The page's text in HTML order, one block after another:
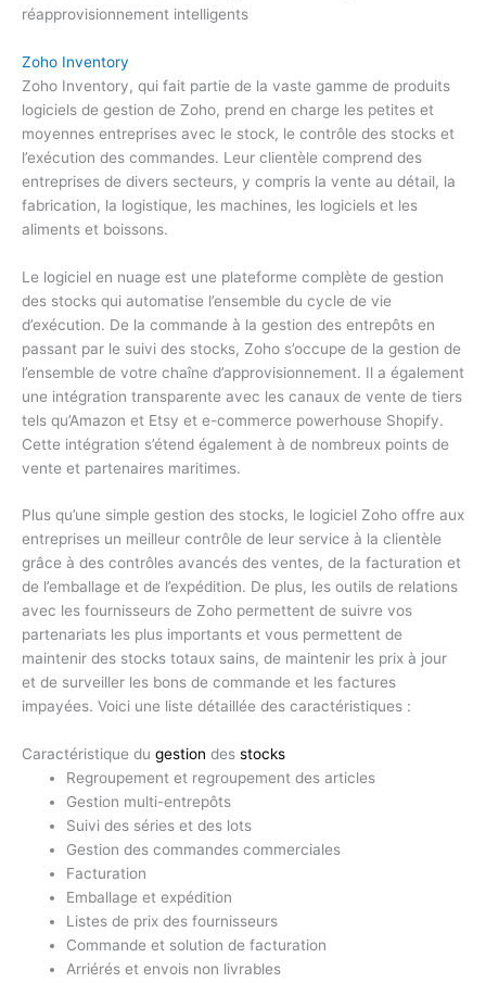
réapprovisionnement intelligents
Zoho Inventory
Zoho Inventory, qui fait partie de la vaste gamme de produits
logiciels de gestion de Zoho, prend en charge les petites et
moyennes entreprises avec le stock, le contrôle des stocks et
l’exécution des commandes. Leur clientèle comprend des
entreprises de divers secteurs, y compris la vente au détail, la
fabrication, la logistique, les machines, les logiciels et les
aliments et boissons.
Le logiciel en nuage est une plateforme complète de gestion
des stocks qui automatise l’ensemble du cycle de vie
d’exécution. De la commande à la gestion des entrepôts en
passant par le suivi des stocks, Zoho s’occupe de la gestion de
l’ensemble de votre chaîne d’approvisionnement. Il a également
une intégration transparente avec les canaux de vente de tiers
tels qu’Amazon et Etsy et e-commerce powerhouse Shopify.
Cette intégration s’étend également à de nombreux points de
vente et partenaires maritimes.
Plus qu’une simple gestion des stocks, le logiciel Zoho offre aux
entreprises un meilleur contrôle de leur service à la clientèle
grâce à des contrôles avancés des ventes, de la facturation et
de l’emballage et de l’expédition. De plus, les outils de relations
avec les fournisseurs de Zoho permettent de suivre vos
partenariats les plus importants et vous permettent de
maintenir des stocks totaux sains, de maintenir les prix à jour
et de surveiller les bons de commande et les factures
impayées. Voici une liste détaillée des caractéristiques :
Caractéristique du gestion des stocks
Regroupement et regroupement des articles
Gestion multi-entrepôts
Suivi des séries et des lots
Gestion des commandes commerciales
Facturation
Emballage et expédition
Listes de prix des fournisseurs
Commande et solution de facturation
Arriérés et envois non livrables